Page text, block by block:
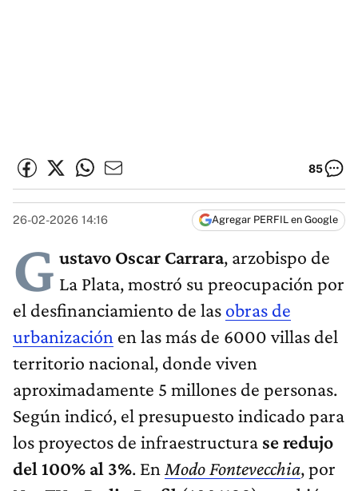
85
26-02-2026 14:16 Agregar PERFIL en Google
G ustavo Oscar Carrara, arzobispo de
La Plata, mostró su preocupación por
el desfinanciamiento de las obras de
urbanización en las más de 6000 villas del
territorio nacional, donde viven
aproximadamente 5 millones de personas.
Según indicó, el presupuesto indicado para
los proyectos de infraestructura se redujo
del 100% al 3%. En Modo Fontevecchia, por